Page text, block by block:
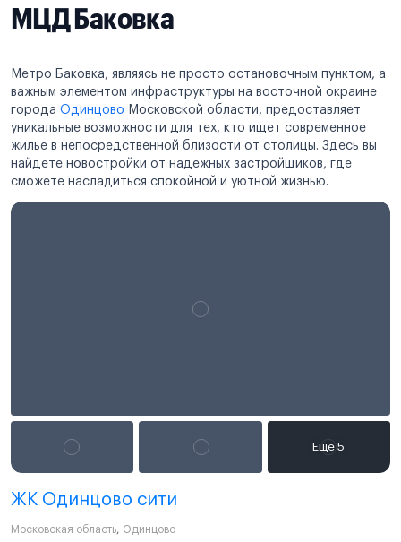
МЦД Баковка
Метро Баковка, являясь не просто остановочным пунктом, а
важным элементом инфраструктуры на восточной окраине
города Одинцово Московской области, предоставляет
уникальные возможности для тех, кто ищет современное
жилье в непосредственной близости от столицы. Здесь вы
найдете новостройки от надежных застройщиков, где
сможете насладиться спокойной и уютной жизнью.
ЖК Одинцово сити
Московская область, Одинцово